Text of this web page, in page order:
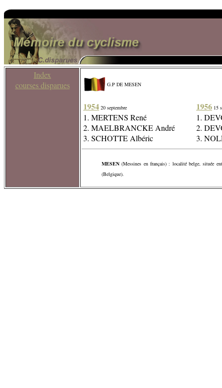
Index
courses disparues
G.P DE MESEN
1954 20 septembre
1. MERTENS René
2. MAELBRANCKE André
3. SCHOTTE Albéric
1956 15
1.
2.
3.
MESEN (Messines en français) : localité belge, située
(Belgique).